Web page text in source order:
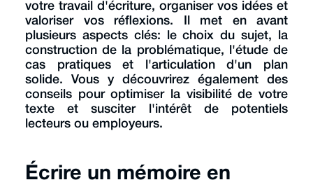
votre travail d'écriture, organiser vos idées et
valoriser vos réflexions. Il met en avant
plusieurs aspects clés: le choix du sujet, la
construction de la problématique, l'étude de
cas pratiques et l'articulation d'un plan
solide. Vous y découvrirez également des
conseils pour optimiser la visibilité de votre
texte et susciter l'intérêt de potentiels
lecteurs ou employeurs.
Écrire un mémoire en